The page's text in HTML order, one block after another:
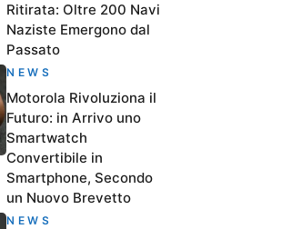
Ritirata: Oltre 200 Navi
Naziste Emergono dal
Passato
NEWS
Motorola Rivoluziona il
Futuro: in Arrivo uno
Smartwatch
Convertibile in
Smartphone, Secondo
un Nuovo Brevetto
NEWS